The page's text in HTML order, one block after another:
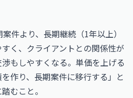
件より、長期継続（1年以上）
く、クライアントとの関係性が
もしやすくなる。単価を上げる
作り、長期案件に移行する」と
むこと。